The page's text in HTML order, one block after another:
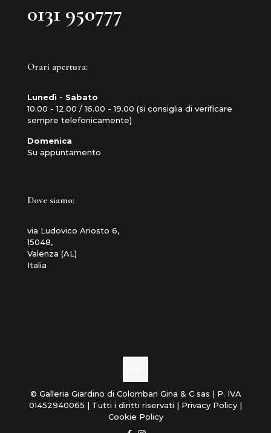
0131 950777
Orari apertura:
Lunedì - Sabato
10.00 - 12.00 / 16.00 - 19.00 (si consiglia di verificare
sempre telefonicamente)
Domenica
Su appuntamento
Dove siamo:
via Ludovico Ariosto 6,
15048,
Valenza (AL)
Italia
© Galleria Giardino di Colomban Gina & C sas | P. IVA
01452940065 | Tutti i diritti riservati | Privacy Policy |
Cookie Policy